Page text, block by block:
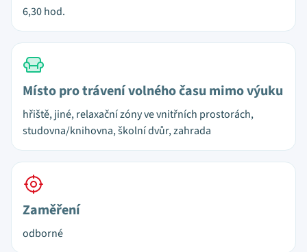
6,30 hod.
Místo pro trávení volného času mimo výuku
hřiště, jiné, relaxační zóny ve vnitřních prostorách,
studovna/knihovna, školní dvůr, zahrada
Zaměření
odborné